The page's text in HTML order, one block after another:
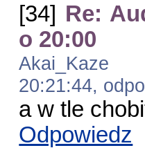
[34] Re:
o 20:00
Akai_Kaze
20:21:44,
a w tle
Odpowiedz